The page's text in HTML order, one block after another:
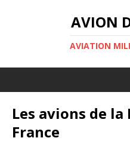
AVION
AVIATION
Les avions de
France